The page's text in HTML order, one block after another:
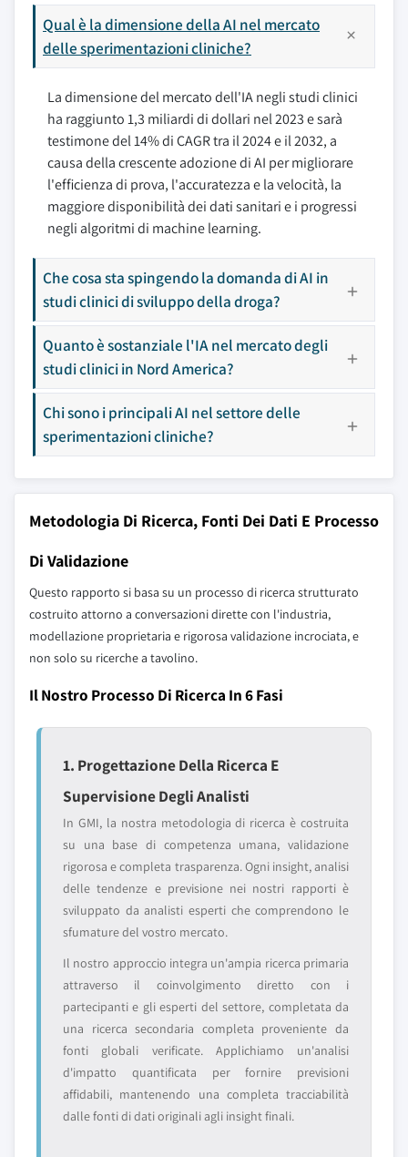
Qual è la dimensione della AI nel mercato
delle sperimentazioni cliniche?
La dimensione del mercato dell'IA negli studi clinici
ha raggiunto 1,3 miliardi di dollari nel 2023 e sarà
testimone del 14% di CAGR tra il 2024 e il 2032, a
causa della crescente adozione di AI per migliorare
l'efficienza di prova, l'accuratezza e la velocità, la
maggiore disponibilità dei dati sanitari e i progressi
negli algoritmi di machine learning.
Che cosa sta spingendo la domanda di AI in
studi clinici di sviluppo della droga?
Quanto è sostanziale l'IA nel mercato degli
studi clinici in Nord America?
Chi sono i principali AI nel settore delle
sperimentazioni cliniche?
Metodologia Di Ricerca, Fonti Dei Dati E Processo
Di Validazione
Questo rapporto si basa su un processo di ricerca strutturato
costruito attorno a conversazioni dirette con l'industria,
modellazione proprietaria e rigorosa validazione incrociata, e
non solo su ricerche a tavolino.
Il Nostro Processo Di Ricerca In 6 Fasi
1. Progettazione Della Ricerca E
Supervisione Degli Analisti
In GMI, la nostra metodologia di ricerca è costruita
su una base di competenza umana, validazione
rigorosa e completa trasparenza. Ogni insight, analisi
delle tendenze e previsione nei nostri rapporti è
sviluppato da analisti esperti che comprendono le
sfumature del vostro mercato.
Il nostro approccio integra un'ampia ricerca primaria
attraverso il coinvolgimento diretto con i
partecipanti e gli esperti del settore, completata da
una ricerca secondaria completa proveniente da
fonti globali verificate. Applichiamo un'analisi
d'impatto quantificata per fornire previsioni
affidabili, mantenendo una completa tracciabilità
dalle fonti di dati originali agli insight finali.